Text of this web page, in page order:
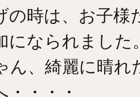
の時は、お子様
になられました
ん、綺麗に晴れ
・・・・